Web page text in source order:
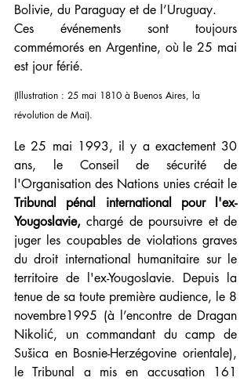
Bolivie, du Paraguay et de l’Uruguay.
Ces événements sont toujours
commémorés en Argentine, où le 25 mai
est jour férié.
(Illustration : 25 mai 1810 à Buenos Aires, la
révolution de Mai).
Le 25 mai 1993, il y a exactement 30
ans, le Conseil de sécurité de
Tribunal pénal international pour l'ex-
Yougoslavie, chargé de poursuivre et de
juger les coupables de violations graves
du droit international humanitaire sur le
territoire de l'ex-Yougoslavie. Depuis la
tenue de sa toute première audience, le 8
novembre1995 (à l’encontre de Dragan
Nikolić, un commandant du camp de
Sušica en Bosnie-Herzégovine orientale),
le Tribunal a mis en accusation 161